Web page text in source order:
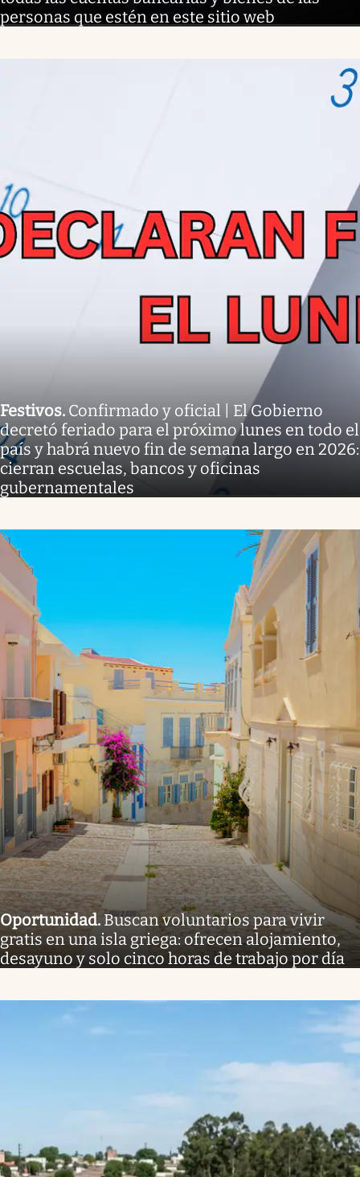
personas que estén en este sitio web
Festivos. Confirmado y oficial | El Gobierno
decretó feriado para el próximo lunes en todo el
país y habrá nuevo fin de semana largo en 2026:
cierran escuelas, bancos y oficinas
gubernamentales
Oportunidad.Buscan voluntarios para vivir
gratis en una isla griega: ofrecen alojamiento,
desayuno y solo cinco horas de trabajo por día